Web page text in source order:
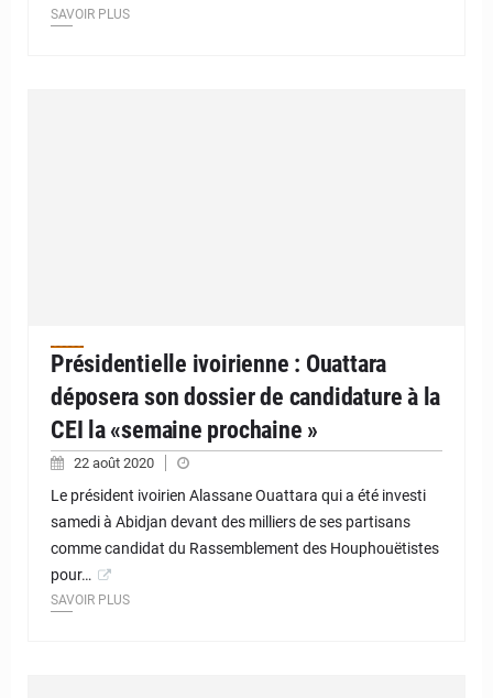
SAVOIR PLUS
Présidentielle ivoirienne : Ouattara
déposera son dossier de candidature à la
CEI la «semaine prochaine »
22 août 2020
Le président ivoirien Alassane Ouattara qui a été investi
samedi à Abidjan devant des milliers de ses partisans
comme candidat du Rassemblement des Houphouëtistes
pour…
SAVOIR PLUS